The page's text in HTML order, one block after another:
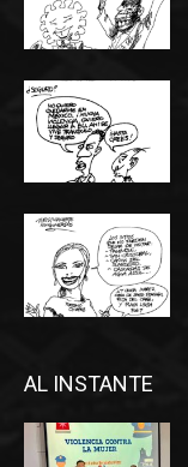
AL INSTANTE